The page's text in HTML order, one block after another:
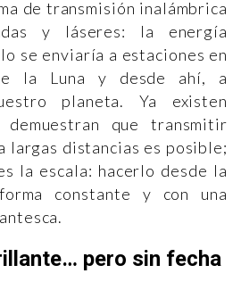
de transmisión inalámbrica
y láseres: la energía
se enviaría a estaciones en
la Luna y desde ahí, a
planeta. Ya existen
demuestran que transmitir
largas distancias es posible;
la escala: hacerlo desde la
constante y con una
pero sin fecha